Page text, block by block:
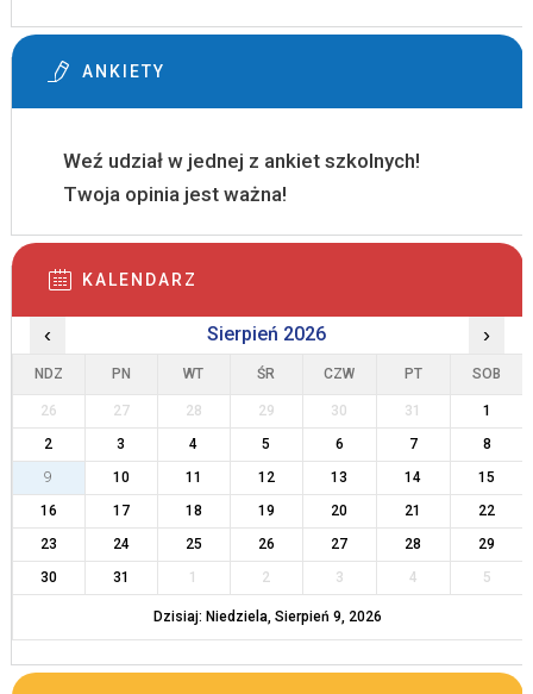
ANKIETY
Weź udział w jednej z ankiet szkolnych!
Twoja opinia jest ważna!
KALENDARZ
‹ Sierpień 2026 ›
NDZ PN WT ŚR CZW PT SOB
26 27 28 29 30 31
1
2
3 4 5 6 7
8
9
10 11 12 13 14
15
16
17 18 19 20 21
22
23
24 25 26 27 28
29
30
31 1 2 3 4 5
Dzisiaj: Niedziela, Sierpień 9, 2026